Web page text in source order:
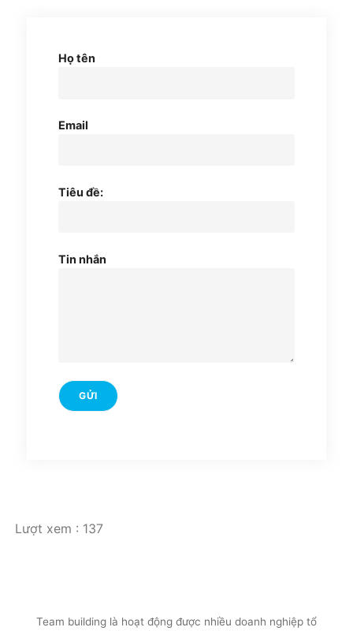
Họ tên
Email
Tiêu đề:
Tin nhắn
Lượt xem : 137
Team building là hoạt động được nhiều doanh nghiệp tổ